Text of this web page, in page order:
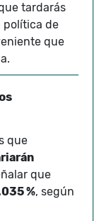
tardarás
política de
que
que
que
%, según